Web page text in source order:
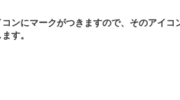
ンにマークがつきますので、そのアイコ
す。